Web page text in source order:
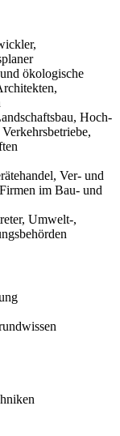
ökologische
Hoch-
Ver- und
im Bau- und
Umwelt-,